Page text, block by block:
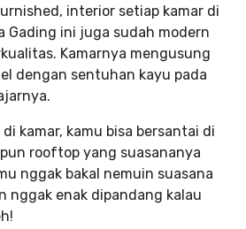
interior setiap kamar di
Gading ini juga sudah modern
Kamarnya mengusung
dengan sentuhan kayu pada
kamar, kamu bisa bersantai di
rooftop yang suasananya
nggak bakal nemuin suasana
nggak enak dipandang kalau